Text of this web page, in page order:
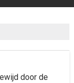
door de